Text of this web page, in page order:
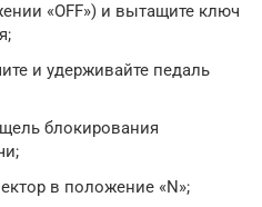
«OFF») и вытащите ключ
и удерживайте педаль
блокирования
в положение «N»;